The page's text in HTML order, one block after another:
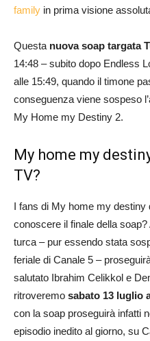
family in prima visione
Questa nuova soap targata
14:48 – subito dopo Endless
alle 15:49, quando il timone
conseguenza viene sospeso
My Home my Destiny 2.
My home my
TV?
I fans di My home my destiny
conoscere il finale della
turca – pur essendo stata
feriale di Canale 5 –
salutato Ibrahim Celikkol e
ritroveremo sabato 13 luglio
con la soap proseguirà infatti
episodio inedito al giorno, su